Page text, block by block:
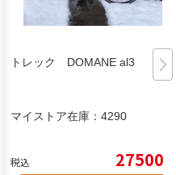
トレック DOMANE al3
マイストア在庫： 4290
税込 27500